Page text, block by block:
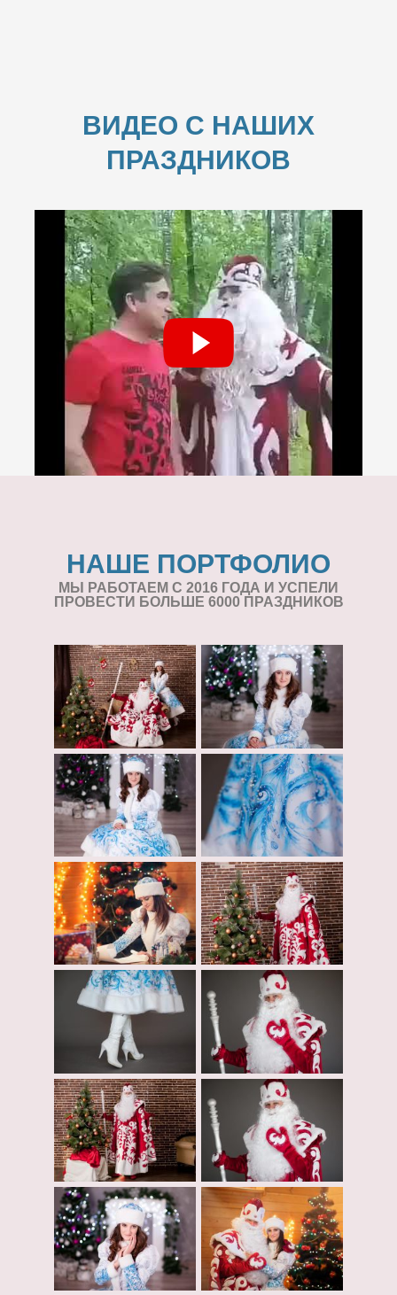
ВИДЕО С НАШИХ
ПРАЗДНИКОВ
НАШЕ ПОРТФОЛИО
МЫ РАБОТАЕМ С 2016 ГОДА И УСПЕЛИ
ПРОВЕСТИ БОЛЬШЕ 6000 ПРАЗДНИКОВ